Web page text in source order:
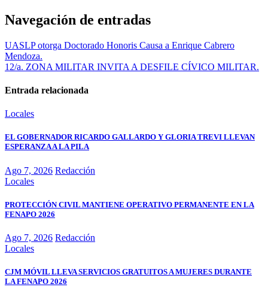
Navegación de entradas
UASLP otorga Doctorado Honoris Causa a Enrique Cabrero
Mendoza.
12/a. ZONA MILITAR INVITA A DESFILE CÍVICO MILITAR.
Entrada relacionada
Locales
EL GOBERNADOR RICARDO GALLARDO Y GLORIA TREVI LLEVAN
ESPERANZA A LA PILA
Ago 7, 2026 Redacción
Locales
PROTECCIÓN CIVIL MANTIENE OPERATIVO PERMANENTE EN LA
FENAPO 2026
Ago 7, 2026 Redacción
Locales
CJM MÓVIL LLEVA SERVICIOS GRATUITOS A MUJERES DURANTE
LA FENAPO 2026